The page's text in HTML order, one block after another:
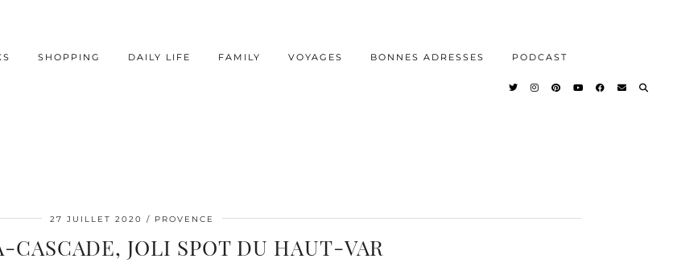
SHOPPING DAILY LIFE FAMILY VOYAGES BONNES ADRESSES PODCAST
27 JUILLET 2020 PROVENCE
CASCADE, JOLI SPOT DU HAUT-VAR